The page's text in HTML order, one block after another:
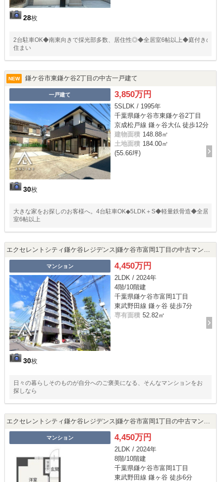
28枚
2台駐車OK◆南東向きで採光部多数、居住性◎◆全居室6帖以上◆庭付きの
住まい
NEW 鎌ケ谷市東鎌ケ谷2丁目の中古一戸建て
一戸建て
30枚
3,850万円
5SLDK / 1995年
千葉県鎌ケ谷市東鎌ケ谷2丁目
京成松戸線 鎌ヶ谷大仏 徒歩12分
建物面積 148.88㎡
土地面積 184.00㎡
(55.66坪)
大きな家をお探しのお客様へ。4台駐車OK◆5LDK＋S◆軽量鉄骨造◆全居
室6帖以上
エクセレントシティ鎌ケ谷レジデンス|鎌ケ谷市富岡1丁目の中古マンション
マンション
30枚
4,450万円
2LDK / 2024年
4階/10階建
千葉県鎌ケ谷市富岡1丁目
東武野田線 鎌ヶ谷 徒歩7分
専有面積 52.82㎡
日々の暮らしそのものが自分へのご褒美になる、そんなマンションをお
探しなら
エクセレントシティ鎌ケ谷レジデンス|鎌ケ谷市富岡1丁目の中古マンション
マンション 4,450万円
2LDK / 2024年
8階/10階建
千葉県鎌ケ谷市富岡1丁目
東武野田線 鎌ヶ谷 徒歩6分